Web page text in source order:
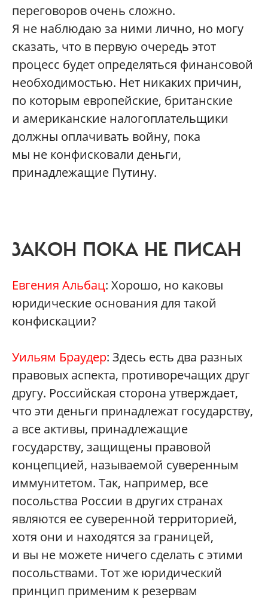
переговоров очень сложно.
Я не наблюдаю за ними лично, но могу
сказать, что в первую очередь этот
процесс будет определяться финансовой
необходимостью. Нет никаких причин,
по которым европейские, британские
и американские налогоплательщики
должны оплачивать войну, пока
мы не конфисковали деньги,
принадлежащие Путину.
ЗАКОН ПОКА НЕ ПИСАН
Евгения Альбац: Хорошо, но каковы
юридические основания для такой
конфискации?
Уильям Браудер: Здесь есть два разных
правовых аспекта, противоречащих друг
другу. Российская сторона утверждает,
что эти деньги принадлежат государству,
а все активы, принадлежащие
государству, защищены правовой
концепцией, называемой суверенным
иммунитетом. Так, например, все
посольства России в других странах
являются ее суверенной территорией,
хотя они и находятся за границей,
и вы не можете ничего сделать с этими
посольствами. Тот же юридический
принцип применим к резервам